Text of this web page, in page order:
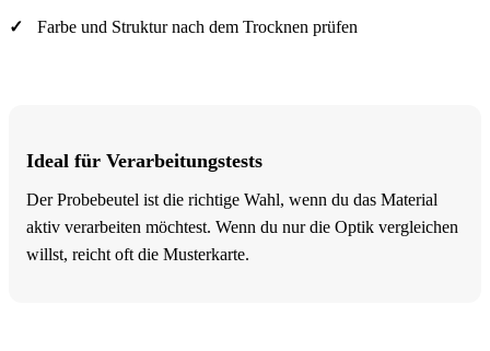
Farbe und Struktur nach dem Trocknen prüfen
Ideal für Verarbeitungstests
Der Probebeutel ist die richtige Wahl, wenn du das Material
aktiv verarbeiten möchtest. Wenn du nur die Optik vergleichen
willst, reicht oft die Musterkarte.